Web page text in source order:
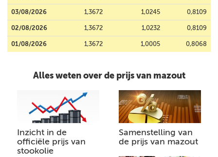
03/08/2026 1,3672 1,0245 0,8109
02/08/2026 1,3672 1,0232 0,8109
01/08/2026 1,3672 1,0005 0,8068
Alles weten over de prijs van mazout
Inzicht in de
officiële prijs van
stookolie
Samenstelling van
de prijs van mazout